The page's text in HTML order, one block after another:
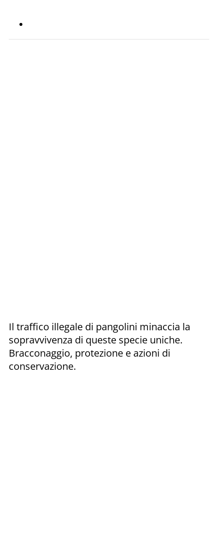
Il traffico illegale di pangolini minaccia la
sopravvivenza di queste specie uniche.
Bracconaggio, protezione e azioni di
conservazione.